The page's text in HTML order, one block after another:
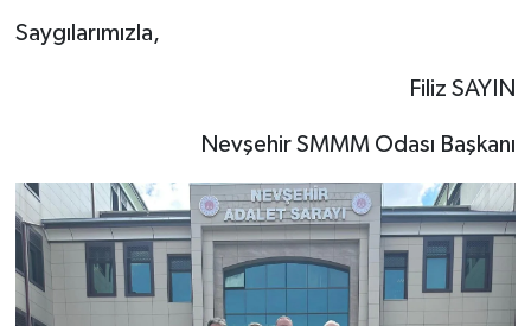
Saygılarımızla,
Filiz SAYIN
Nevşehir SMMM Odası Başkanı